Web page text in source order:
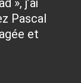
», j’ai
Pascal
et